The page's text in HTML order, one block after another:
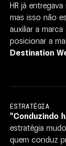
HR já entregava
mas isso não
auxiliar a marca
posicionar a
Destination
ESTRATÉGIA
"Conduzindo
estratégia
quem conduz